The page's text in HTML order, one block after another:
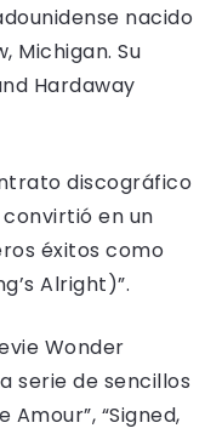
nacido
Michigan. Su
Hardaway
discográfico
en un
éxitos como
Alright)”.
Wonder
serie de sencillos
“Signed,